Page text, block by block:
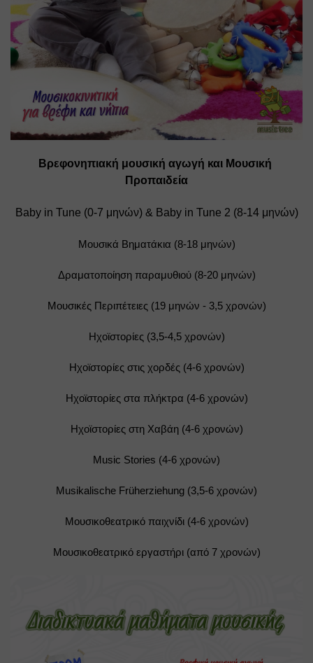
Βρεφονηπιακή μουσική αγωγή και Μουσική
Προπαιδεία
Baby in Tune (0-7 μηνών) & Βaby in Tune 2 (8-14 μηνών)
Μουσικά Βηματάκια (8-18 μηνών)
Δραματοποίηση παραμυθιού (8-20 μηνών)
Μουσικές Περιπέτειες (19 μηνών - 3,5 χρονών)
Ηχοϊστορίες (3,5-4,5 χρονών)
Ηχοϊστορίες στις χορδές (4-6 χρονών)
Ηχοϊστορίες στα πλήκτρα (4-6 χρονών)
Ηχοϊστορίες στη Χαβάη (4-6 χρονών)
Music Stories (4-6 χρονών)
Musikalische Früherziehung (3,5-6 χρονών)
Μουσικοθεατρικό παιχνίδι (4-6 χρονών)
Μουσικοθεατρικό εργαστήρι (από 7 χρονών)